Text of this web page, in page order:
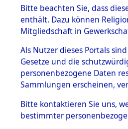
BESTÄNDE
1.
mente
5. Verschiedenes
5.3
Todesmärsche
5.3.1 Alliierte
Erhebungen
zu
Todesmärsch
Bitte beachten Sie, dass
enthält. Dazu können
Mitgliedschaft in
Als Nutzer dieses Portals
Gesetze und die
personenbezogene Daten
Sammlungen erscheinen,
Bitte kontaktieren Sie uns,
bestimmter